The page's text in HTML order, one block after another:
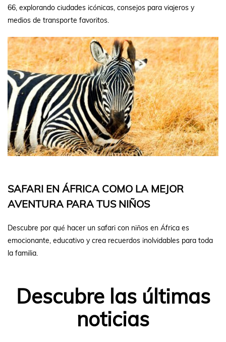
66, explorando ciudades icónicas, consejos para viajeros y
medios de transporte favoritos.
SAFARI EN ÁFRICA COMO LA MEJOR
AVENTURA PARA TUS NIÑOS
Descubre por qué hacer un safari con niños en África es
emocionante, educativo y crea recuerdos inolvidables para toda
la familia.
Descubre las últimas
noticias